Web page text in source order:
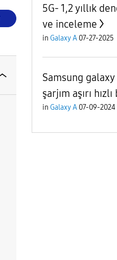
5G- 1,2 yıllık
ve inceleme
in Galaxy A 07-27-2025
Samsung galaxy
şarjım aşırı
in Galaxy A 07-09-2024